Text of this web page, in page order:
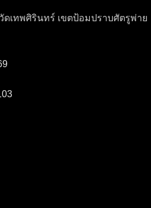
ดเทพศิรินทร์ เขตป้อมปราบศัตรูพ่าย